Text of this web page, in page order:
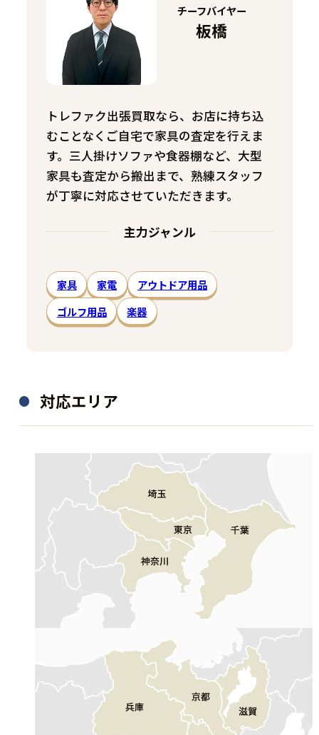
チーフバイヤー
板橋
トレファク出張買取なら、お店に持ち込
むことなくご自宅で家具の査定を行えま
す。三人掛けソファや食器棚など、大型
家具も査定から搬出まで、熟練スタッフ
が丁寧に対応させていただきます。
主力ジャンル
家具 家電
アウトドア用品
ゴルフ用品
楽器
対応エリア